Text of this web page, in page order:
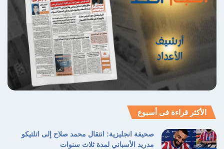
الأكثر قراءة فى أسبوع
صحيفة انجليزية: انتقال محمد صلاح إلى اتلتيكو
مدريد الأسباني لمدة ثلاث سنوات